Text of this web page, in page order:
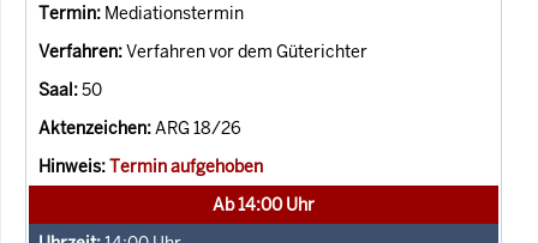
Mediationstermin
Verfahren vor dem Güterichter
50
ARG 18/26
Termin aufgehoben
Ab 14:00 Uhr